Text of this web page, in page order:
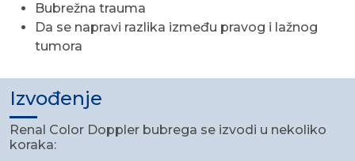
Bubrežna trauma
Da se napravi razlika između pravog i lažnog
tumora
Izvođenje
Renal Color Doppler bubrega se izvodi u nekoliko
koraka: